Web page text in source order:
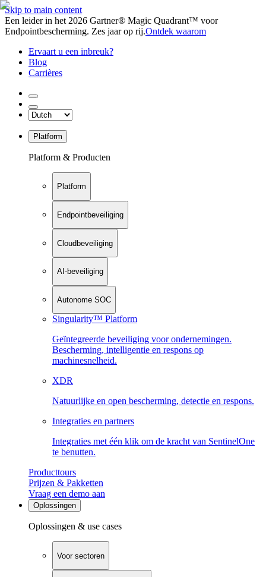
Skip to main content
Een leider in het 2026 Gartner® Magic Quadrant™ voor
Endpointbescherming. Zes jaar op rij.Ontdek waarom
Ervaart u een inbreuk?
Blog
Carrières
Platform
Platform & Producten
Platform
Endpointbeveiliging
Cloudbeveiliging
AI-beveiliging
Autonome SOC
Singularity™ Platform
Geïntegreerde beveiliging voor ondernemingen.
Bescherming, intelligentie en respons op
machinesnelheid.
XDR
Natuurlijke en open bescherming, detectie en respons.
Integraties en partners
Integraties met één klik om de kracht van SentinelOne
te benutten.
Producttours
Prijzen & Pakketten
Vraag een demo aan
Oplossingen
Oplossingen & use cases
Voor sectoren